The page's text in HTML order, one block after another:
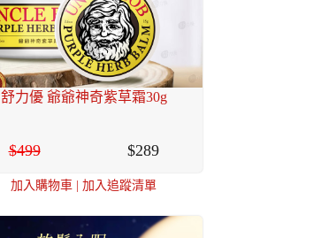
舒力優 爺爺神奇紫草霜30g
499 289
加入購物車 |加入追蹤清單